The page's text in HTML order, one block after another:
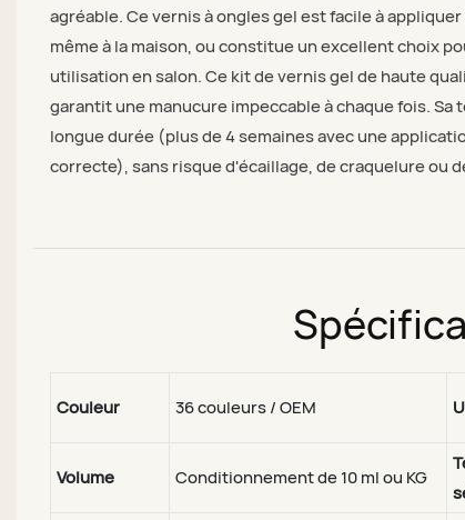
agréable. Ce vernis à ongles gel est facile à
même à la maison, ou constitue un excellent choix
utilisation en salon. Ce kit de vernis gel de haute
garantit une manucure impeccable à chaque fois. Sa
longue durée (plus de 4 semaines avec une
correcte), sans risque d'écaillage, de craquelure ou
Couleur 36 couleurs / OEM
Volume Conditionnement de 10 ml ou KG